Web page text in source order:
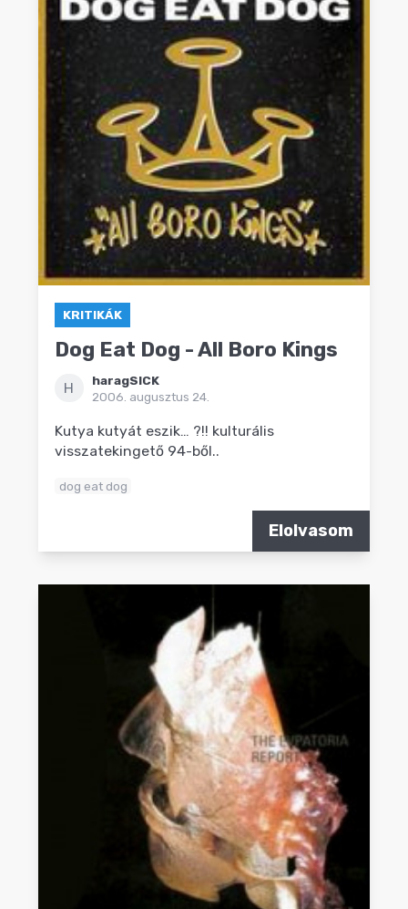
KRITIKÁK
Dog Eat Dog - All Boro Kings
H
haragSICK
2006. augusztus 24.
Kutya kutyát eszik… ?!! kulturális
visszatekingető 94-ből..
dog eat dog
Elolvasom